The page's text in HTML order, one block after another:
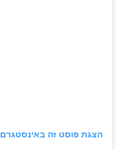
הצגת פוסט זה באינסטגרם